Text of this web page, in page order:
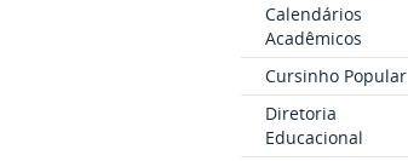
Calendários
Acadêmicos
Cursinho Popular
Diretoria
Educacional